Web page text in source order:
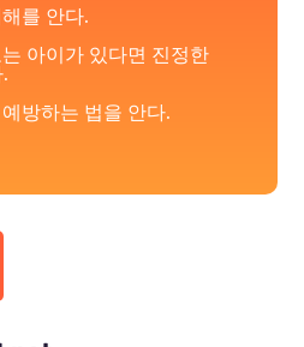
를 안다.
아이가 있다면 진정한
방하는 법을 안다.